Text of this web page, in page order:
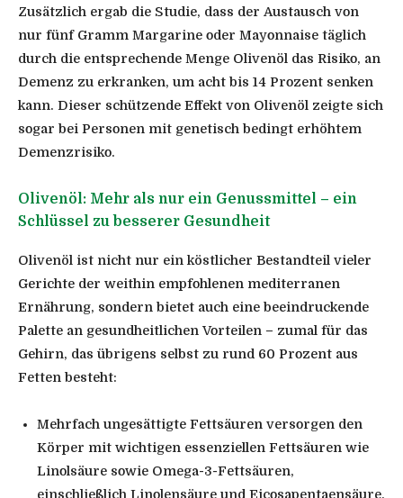
Zusätzlich ergab die Studie, dass der Austausch von
nur fünf Gramm Margarine oder Mayonnaise täglich
durch die entsprechende Menge Olivenöl das Risiko, an
Demenz zu erkranken, um acht bis 14 Prozent senken
kann. Dieser schützende Effekt von Olivenöl zeigte sich
sogar bei Personen mit genetisch bedingt erhöhtem
Demenzrisiko.
Olivenöl: Mehr als nur ein Genussmittel – ein
Schlüssel zu besserer Gesundheit
Olivenöl ist nicht nur ein köstlicher Bestandteil vieler
Gerichte der weithin empfohlenen mediterranen
Ernährung, sondern bietet auch eine beeindruckende
Palette an gesundheitlichen Vorteilen – zumal für das
Gehirn, das übrigens selbst zu rund 60 Prozent aus
Fetten besteht:
Mehrfach ungesättigte Fettsäuren versorgen den
Körper mit wichtigen essenziellen Fettsäuren wie
Linolsäure sowie Omega-3-Fettsäuren,
einschließlich Linolensäure und Eicosapentaensäure.